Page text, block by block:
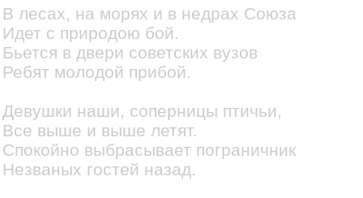
В лесах, на морях и в недрах Союза
Идет с природою бой.
Бьется в двери советских вузов
Ребят молодой прибой.
Девушки наши, соперницы птичьи,
Все выше и выше летят.
Спокойно выбрасывает пограничник
Незваных гостей назад.